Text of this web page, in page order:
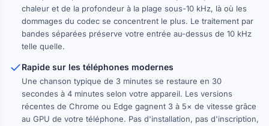
chaleur et de la profondeur à la plage sous-10 kHz, là où les
dommages du codec se concentrent le plus. Le traitement par
bandes séparées préserve votre entrée au-dessus de 10 kHz
telle quelle.
Rapide sur les téléphones modernes
Une chanson typique de 3 minutes se restaure en 30
secondes à 4 minutes selon votre appareil. Les versions
récentes de Chrome ou Edge gagnent 3 à 5× de vitesse grâce
au GPU de votre téléphone. Pas d'installation, pas d'inscription,